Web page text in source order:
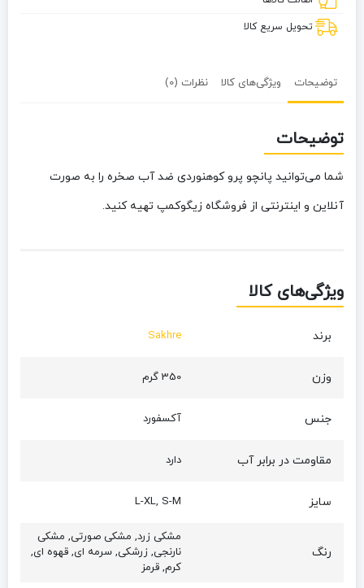
تحویل سریع کالا
توضیحات ویژگی‌های کالا نظرات (0)
توضیحات
شما می‌توانید پانچو پرو کوهنوردی ضد آب صخره را به صورت
آنلاین و اینترنتی از فروشگاه زیگوکمپ تهیه کنید.
ویژگی‌های کالا
برند Sakhre
وزن 350 گرم
جنس آکسفورد
مقاومت در برابر آب دارد
سایز L-XL, S-M
رنگ
مشکی زرد, مشکی صورتی, مشکی
نارنجی, زرشکی, سرمه ای, قهوه ای,
کرم, قرمز